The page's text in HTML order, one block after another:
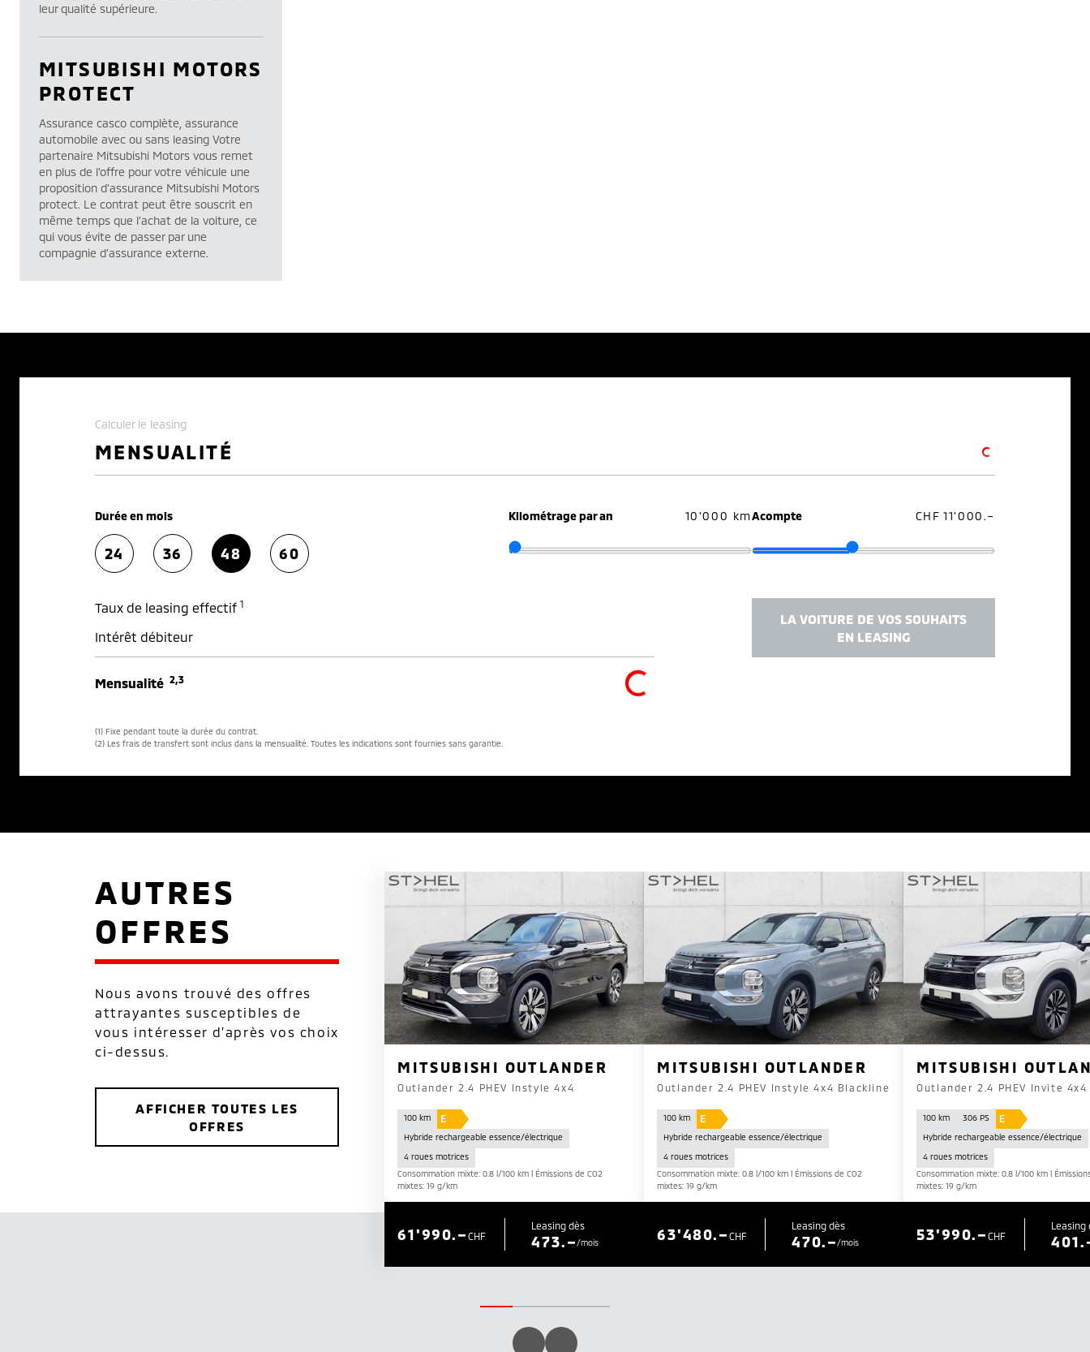
leur qualité supérieure.
MITSUBISHI MOTORS
PROTECT
Assurance casco complète, assurance
automobile avec ou sans leasing Votre
partenaire Mitsubishi Motors vous remet
en plus de l’offre pour votre véhicule une
proposition d’assurance Mitsubishi Motors
protect. Le contrat peut être souscrit en
même temps que l’achat de la voiture, ce
qui vous évite de passer par une
compagnie d’assurance externe.
Calculer le leasing
MENSUALITÉ
Durée en mois
24 36 48 60
Kilométrage par an 10'000 kmAcompte CHF 11'000.–
Taux de leasing effectif 1
Intérêt débiteur
Mensualité 2,3
(1) Fixe pendant toute la durée du contrat.
(2) Les frais de transfert sont inclus dans la mensualité. Toutes les indications sont fournies sans garantie.
LA VOITURE DE VOS SOUHAITS
EN LEASING
AUTRES
OFFRES
Nous avons trouvé des offres
attrayantes susceptibles de
vous intéresser d’après vos choix
ci-dessus.
AFFICHER TOUTES LES
OFFRES
MITSUBISHI OUTLANDER
Outlander 2.4 PHEV Instyle 4x4
100 km E
Hybride rechargeable essence/électrique
4 roues motrices
Consommation mixte: 0.8 l/100 km | Émissions de CO2
mixtes: 19 g/km
CHF
61'990.– Leasing dès
473.–/mois
MITSUBISHI OUTLANDER
Outlander 2.4 PHEV Instyle 4x4 Blackline
100 km E
Hybride rechargeable essence/électrique
4 roues motrices
Consommation mixte: 0.8 l/100 km | Émissions de CO2
mixtes: 19 g/km
CHF
63'480.– Leasing dès
470.–/mois
MITSUBISHI
Outlander 2.4 PHEV Invite 4x4
100 km 306 PS E
Hybride rechargeable essence/électrique
4 roues motrices
Consommation mixte: 0.8 l/100 km |
mixtes: 19 g/km
CHF
53'990.– Leasing